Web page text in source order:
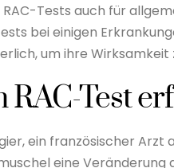
Tests auch für
bei einigen
um ihre Wirksamkeit
RAC-Test
ein französischer
eine